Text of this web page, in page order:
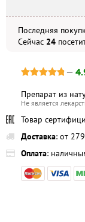
Последняя
Сейчас 24
—
Препарат из
Не является
Товар
Доставка: от
Оплата: